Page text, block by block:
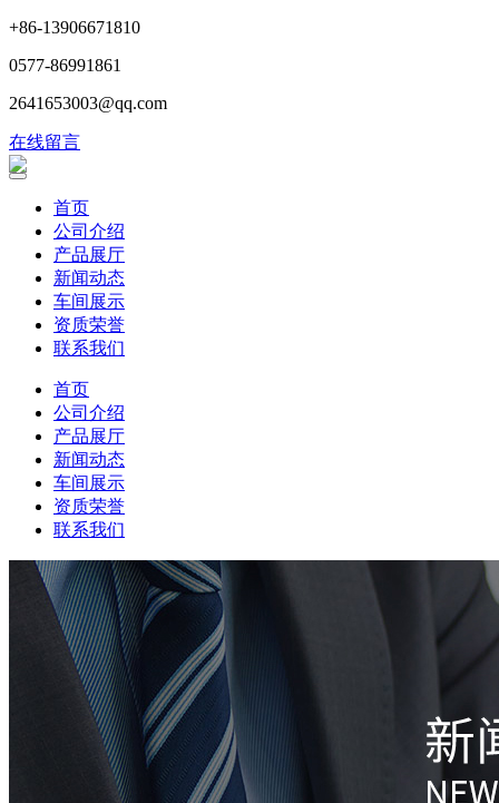
+86-13906671810
0577-86991861
2641653003@qq.com
在线留言
首页
公司介绍
产品展厅
新闻动态
车间展示
资质荣誉
联系我们
首页
公司介绍
产品展厅
新闻动态
车间展示
资质荣誉
联系我们